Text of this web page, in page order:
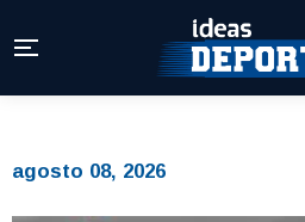
agosto 08, 2026